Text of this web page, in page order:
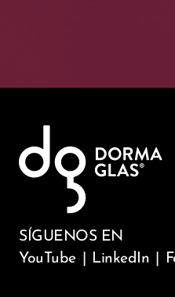
SÍGUENOS EN
YouTube
LinkedIn